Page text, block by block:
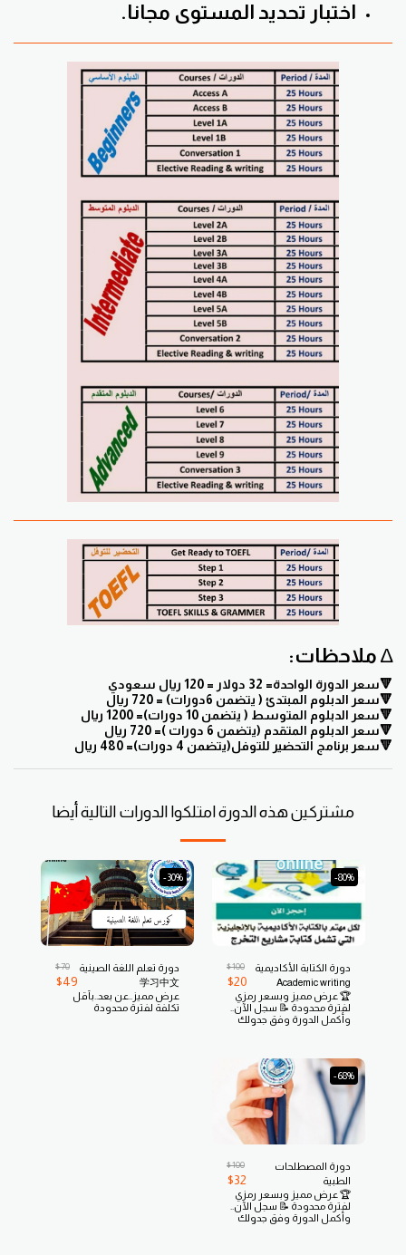
اختبار تحديد المستوى مجانا.
∆ ملاحظات:
🔻سعر الدورة الواحدة= 32 دولار = 120 ريال سعودي
🔻سعر الدبلوم المبتدئ ( يتضمن 6دورات) = 720 ريال
🔻سعر الدبلوم المتوسط ( يتضمن 10 دورات)= 1200 ريال
🔻سعر الدبلوم المتقدم (يتضمن 6 دورات )= 720 ريال
🔻سعر برنامج التحضير للتوفل(يتضمن 4 دورات)= 480 ريال
مشتركين هذه الدورة امتلكوا الدورات التالية أيضا
-80%
دورة الكتابة الأكاديمية
Academic writing
$100
$20
🏆 عرض مميز وبسعر رمزي
لفترة محدودة 📝 سجل الآن..
وأكمل الدورة وفق جدولك
وMastercard
-30%
دورة تعلم اللغة الصينية
学习中文
$70
$49
عرض مميز..عن بعد..بأقل
تكلفة لفترة محدودة
-68%
دورة المصطلحات
الطبية
$100
$32
🏆 عرض مميز وبسعر رمزي
لفترة محدودة 📝 سجل الآن..
وأكمل الدورة وفق جدولك